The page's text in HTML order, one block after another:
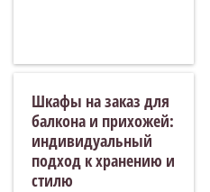
Шкафы на заказ для
балкона и прихожей:
индивидуальный
подход к хранению и
стилю